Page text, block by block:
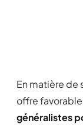
En matière de
offre
généralistes